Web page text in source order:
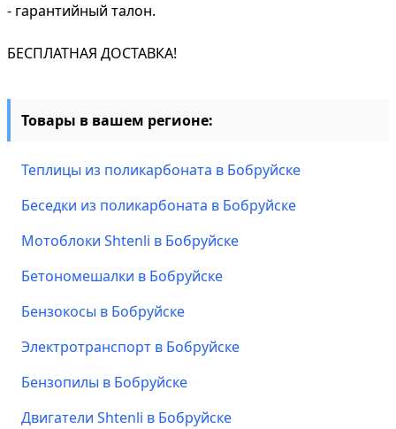
- гарантийный талон.
БЕСПЛАТНАЯ ДОСТАВКА!
Товары в вашем регионе:
Теплицы из поликарбоната в Бобруйске
Беседки из поликарбоната в Бобруйске
Мотоблоки Shtenli в Бобруйске
Бетономешалки в Бобруйске
Бензокосы в Бобруйске
Электротранспорт в Бобруйске
Бензопилы в Бобруйске
Двигатели Shtenli в Бобруйске